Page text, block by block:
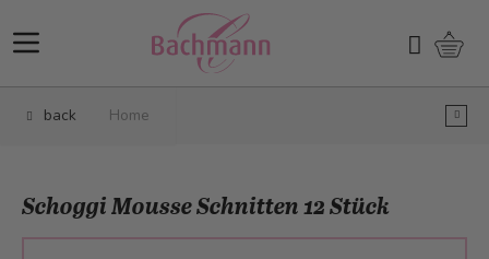
Search
back Home
Schoggi Mousse Schnitten 12 Stück